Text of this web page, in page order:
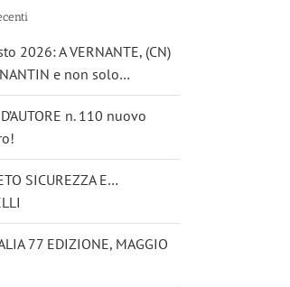
2026: A VERNANTE, (CN)
e non solo…
n. 110 nuovo
SICUREZZA E…
77 EDIZIONE, MAGGIO